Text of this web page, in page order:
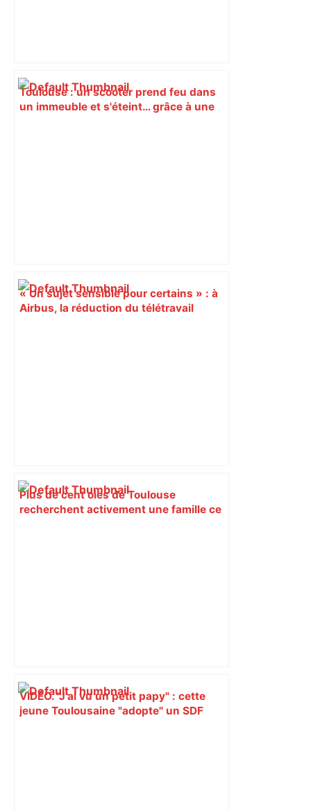
Toulouse : un scooter prend feu dans
un immeuble et s'éteint… grâce à une
« Un sujet sensible pour certains » : à
Airbus, la réduction du télétravail
Plus de cent oies de Toulouse
recherchent activement une famille ce
VIDÉO. "J’ai vu un petit papy" : cette
jeune Toulousaine "adopte" un SDF